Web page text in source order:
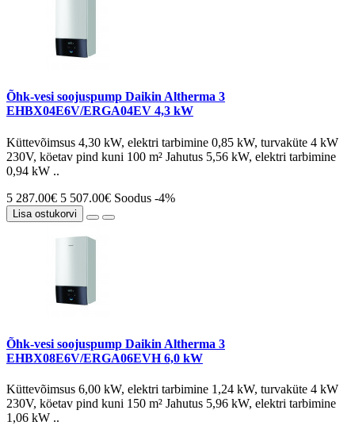
Õhk-vesi soojuspump Daikin Altherma 3
EHBX04E6V/ERGA04EV 4,3 kW
Küttevõimsus 4,30 kW, elektri tarbimine 0,85 kW, turvaküte 4 kW
230V, köetav pind kuni 100 m² Jahutus 5,56 kW, elektri tarbimine
0,94 kW ..
5 287.00€ 5 507.00€ Soodus -4%
Lisa ostukorvi
Õhk-vesi soojuspump Daikin Altherma 3
EHBX08E6V/ERGA06EVH 6,0 kW
Küttevõimsus 6,00 kW, elektri tarbimine 1,24 kW, turvaküte 4 kW
230V, köetav pind kuni 150 m² Jahutus 5,96 kW, elektri tarbimine
1,06 kW ..